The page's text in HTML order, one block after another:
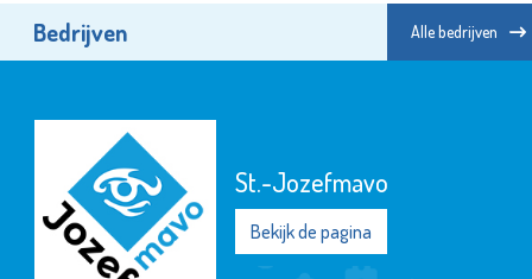
Bedrijven Alle bedrijven
St.-Jozefmavo
Bekijk de pagina